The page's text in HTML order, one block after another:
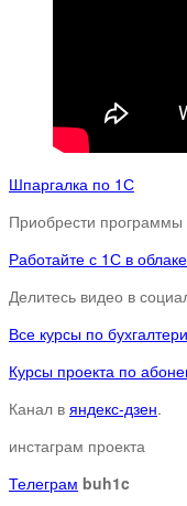
Шпаргалка по 1С
Приобрести
Работайте с 1С в
Делитесь видео в
Все курсы по
Курсы проекта по
Канал в яндекс-дзен.
инстаграм проекта
Телеграм buh1c